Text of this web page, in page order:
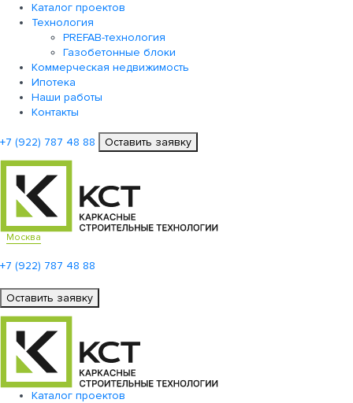
Каталог проектов
Технология
PREFAB-технология
Газобетонные блоки
Коммерческая недвижимость
Ипотека
Наши работы
Контакты
+7 (922) 787 48 88 Оставить заявку
Москва
+7 (922) 787 48 88
Оставить заявку
Каталог проектов